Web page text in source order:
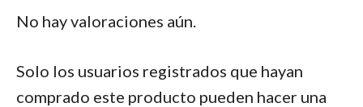
No hay valoraciones aún.
Solo los usuarios registrados que hayan
comprado este producto pueden hacer una